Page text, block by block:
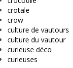
crotale
crow
culture de vautours
culture du vautour
curieuse déco
curieuses